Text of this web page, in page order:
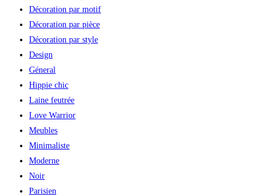
Décoration par motif
Décoration par pièce
Décoration par style
Design
Géneral
Hippie chic
Laine feutrée
Love Warrior
Meubles
Minimaliste
Moderne
Noir
Parisien